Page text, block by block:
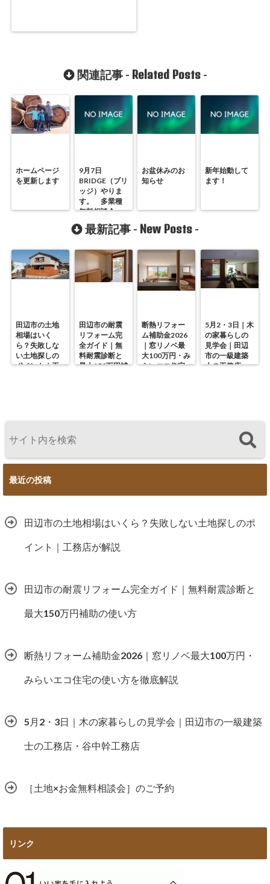
関連記事 - Related Posts-
ホームページ
を更新します
9月7日
BRIDGE（ブリ
ッジ）やりま
す。 多業種
無料相談会
お盆休みのお
知らせ
新年始動して
ます！
最新記事 - New Posts -
田辺市の土地
相場はいく
ら？失敗しな
い土地探しの
ポイント｜工
田辺市の耐震
リフォーム完
全ガイド｜無
料耐震診断と
最大150万円補
断熱リフォー
ム補助金2026
｜窓リノベ最
大100万円・み
らいエコ住宅
5月2・3日｜木
の家暮らしの
見学会｜田辺
市の一級建築
士の工務店・
最近の投稿
田辺市の土地相場はいくら？失敗しない土地探しのポ
イント｜工務店が解説
田辺市の耐震リフォーム完全ガイド｜無料耐震診断と
最大150万円補助の使い方
断熱リフォーム補助金2026｜窓リノベ最大100万円・
みらいエコ住宅の使い方を徹底解説
5月2・3日｜木の家暮らしの見学会｜田辺市の一級建築
士の工務店・谷中幹工務店
［土地×お金無料相談会］のご予約
リンク